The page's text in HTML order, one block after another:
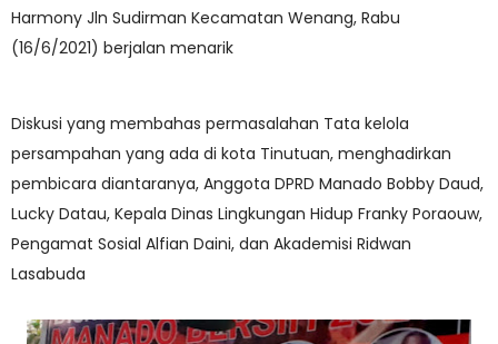
Harmony Jln Sudirman Kecamatan Wenang, Rabu
(16/6/2021) berjalan menarik
Diskusi yang membahas permasalahan Tata kelola
persampahan yang ada di kota Tinutuan, menghadirkan
pembicara diantaranya, Anggota DPRD Manado Bobby Daud,
Lucky Datau, Kepala Dinas Lingkungan Hidup Franky Poraouw,
Pengamat Sosial Alfian Daini, dan Akademisi Ridwan
Lasabuda